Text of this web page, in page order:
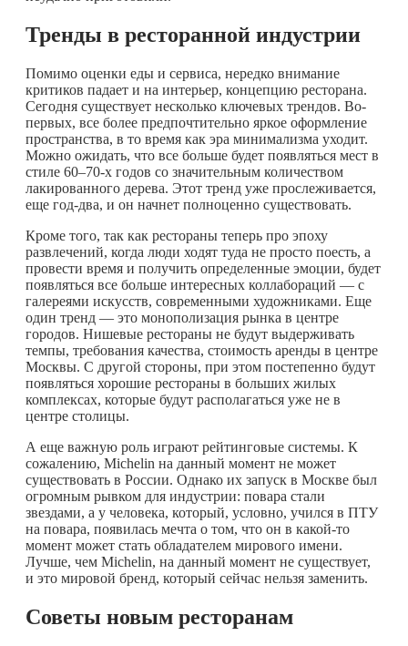
Тренды в ресторанной индустрии
Помимо оценки еды и сервиса, нередко внимание
критиков падает и на интерьер, концепцию ресторана.
Сегодня существует несколько ключевых трендов. Во-
первых, все более предпочтительно яркое оформление
пространства, в то время как эра минимализма уходит.
Можно ожидать, что все больше будет появляться мест в
стиле 60–70-х годов со значительным количеством
лакированного дерева. Этот тренд уже прослеживается,
еще год-два, и он начнет полноценно существовать.
Кроме того, так как рестораны теперь про эпоху
развлечений, когда люди ходят туда не просто поесть, а
провести время и получить определенные эмоции, будет
появляться все больше интересных коллабораций — с
галереями искусств, современными художниками. Еще
один тренд — это монополизация рынка в центре
городов. Нишевые рестораны не будут выдерживать
темпы, требования качества, стоимость аренды в центре
Москвы. С другой стороны, при этом постепенно будут
появляться хорошие рестораны в больших жилых
комплексах, которые будут располагаться уже не в
центре столицы.
А еще важную роль играют рейтинговые системы. К
сожалению, Michelin на данный момент не может
существовать в России. Однако их запуск в Москве был
огромным рывком для индустрии: повара стали
звездами, а у человека, который, условно, учился в ПТУ
на повара, появилась мечта о том, что он в какой-то
момент может стать обладателем мирового имени.
Лучше, чем Michelin, на данный момент не существует,
и это мировой бренд, который сейчас нельзя заменить.
Советы новым ресторанам